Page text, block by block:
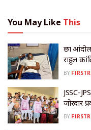
You May Like This
छात्र
राहुल
BY
JSSC-
जोरदार
BY